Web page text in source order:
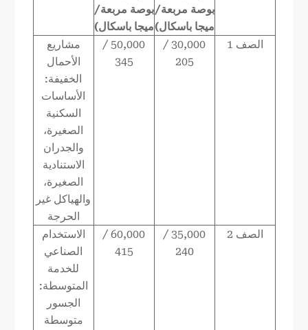
بوصة مربعة/
ميجا باسكال)
بوصة مربعة/
ميجا باسكال)
الصف 1
30,000 /
205
50,000 /
345
مشاريع
الأحمال
الخفيفة:
الأساسات
السكنية
الصغيرة،
والجدران
الاستنادية
الصغيرة،
والهياكل غير
الحرجة
الصف 2
35,000 /
240
60,000 /
415
الاستخدام
الصناعي
للخدمة
المتوسطة:
الجسور
متوسطة